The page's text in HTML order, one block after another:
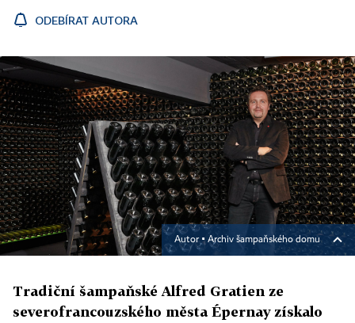
ODEBÍRAT AUTORA
Autor ▪ Archiv šampaňského domu
Tradiční šampaňské Alfred Gratien ze
severofrancouzského města Épernay získalo